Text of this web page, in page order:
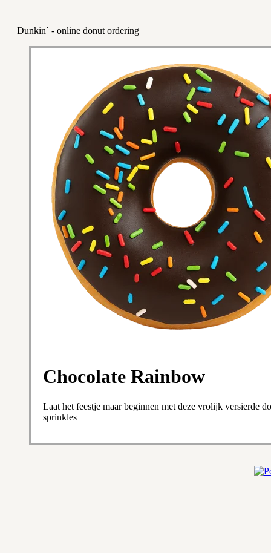
Dunkin´ - online donut ordering
Chocolate Rainbow
Laat het feestje maar beginnen met deze vrolijk versierde
sprinkles